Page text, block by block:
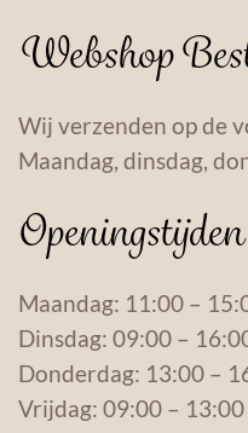
Webshop
Wij verzenden op de
Maandag, dinsdag,
Maandag: 11:00 –
Dinsdag: 09:00 –
Donderdag: 13:00 –
Vrijdag: 09:00 –